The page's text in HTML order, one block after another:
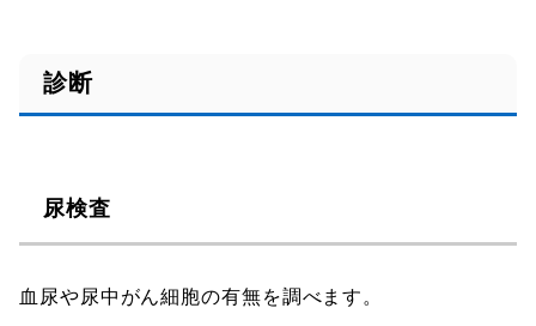
診断
尿検査
血尿や尿中がん細胞の有無を調べます。